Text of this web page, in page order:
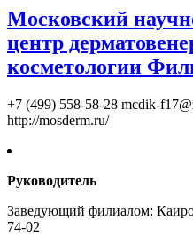
Московский
центр
косметологии
+7 (499) 558-58-28 mcdik-
http://mosderm.ru/
Руководитель
Заведующий филиалом:
74-02